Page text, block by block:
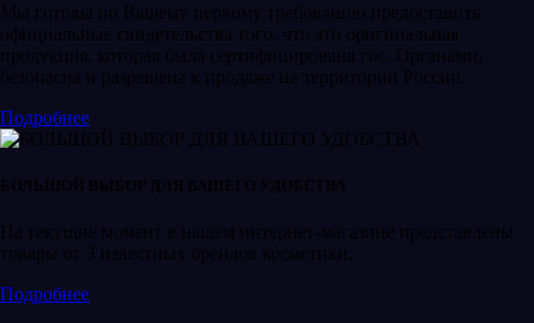
Мы готовы по Вашему первому требованию предоставить
официальные свидетельства того, что это оригинальная
продукция, которая была сертифицирована гос. Органами,
безопасна и разрешена к продаже на территории России
Подробнее
БОЛЬШОЙ ВЫБОР ДЛЯ ВАШЕГО УДОБСТВА
На текущие момент в нашем интернет-магазине представлены
товары от 3 известных брендов косметики.
Подробнее